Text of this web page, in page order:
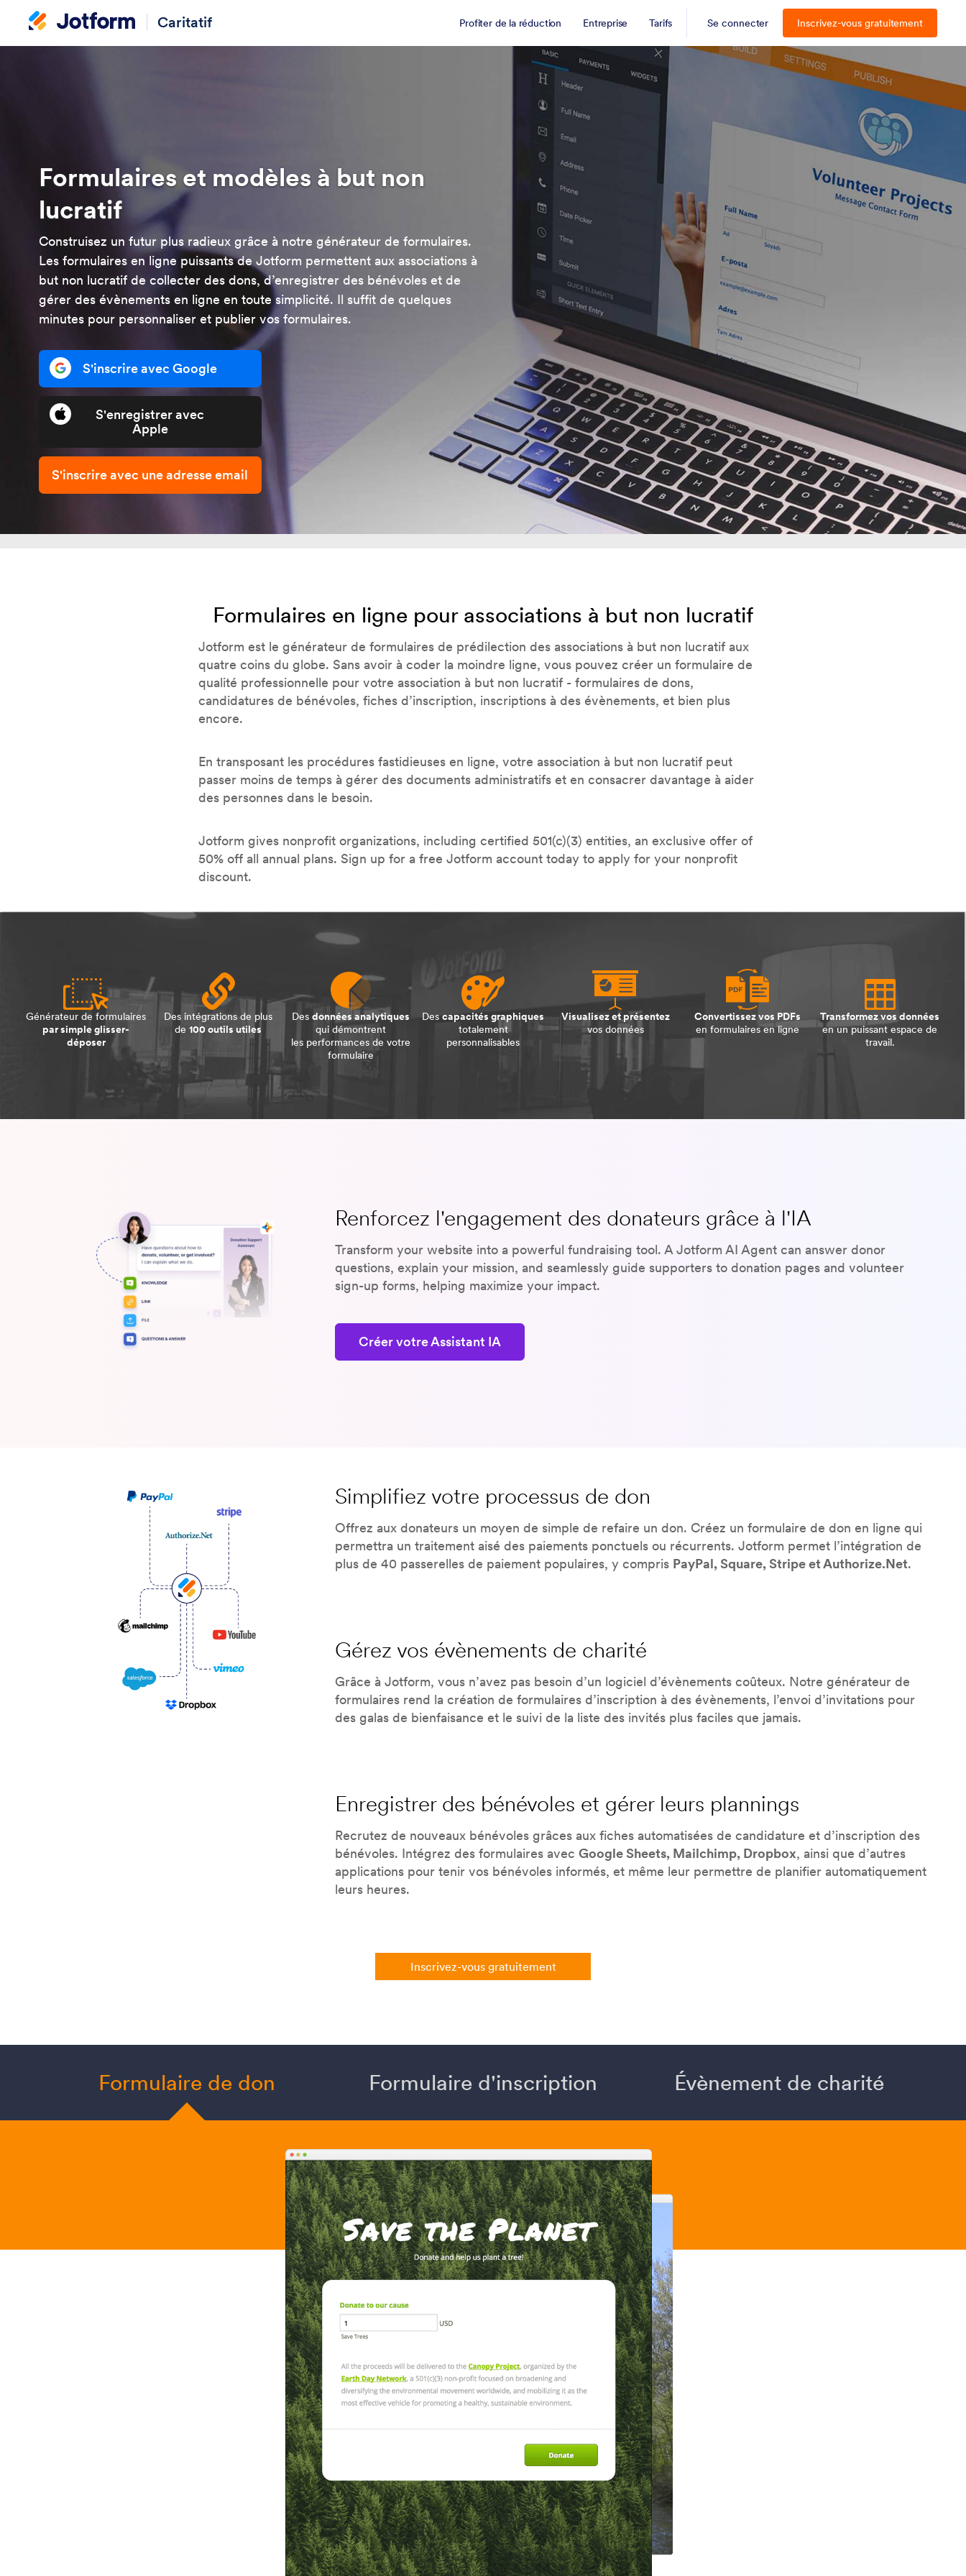
Caritatif Profiter de la réduction Entreprise Tarifs Se connecter Inscrivez-vous gratuitement
Formulaires et modèles à but non
lucratif
Construisez un futur plus radieux grâce à notre générateur de formulaires.
Les formulaires en ligne puissants de Jotform permettent aux associations à
but non lucratif de collecter des dons, d’enregistrer des bénévoles et de
gérer des évènements en ligne en toute simplicité. Il suffit de quelques
minutes pour personnaliser et publier vos formulaires.
S'inscrire avec Google
S'enregistrer avec
Apple
S'inscrire avec une adresse email
Formulaires en ligne pour associations à but non lucratif
Jotform est le générateur de formulaires de prédilection des associations à but non lucratif aux
quatre coins du globe. Sans avoir à coder la moindre ligne, vous pouvez créer un formulaire de
qualité professionnelle pour votre association à but non lucratif - formulaires de dons,
candidatures de bénévoles, fiches d’inscription, inscriptions à des évènements, et bien plus
encore.
En transposant les procédures fastidieuses en ligne, votre association à but non lucratif peut
passer moins de temps à gérer des documents administratifs et en consacrer davantage à aider
des personnes dans le besoin.
Jotform gives nonprofit organizations, including certified 501(c)(3) entities, an exclusive offer of
50% off all annual plans. Sign up for a free Jotform account today to apply for your nonprofit
discount.
Générateur de formulaires
par simple glisser-
déposer
Des intégrations de plus
de100 outils utiles
Des données analytiques
qui démontrent
les performances de votre
formulaire
Des capacités graphiques
totalement
personnalisables
Visualisez et présentez
vos données
Convertissez vos PDFs
en formulaires en ligne
Transformez vos données
en un puissant espace de
travail.
Renforcez l'engagement des donateurs grâce à l'IA
Transform your website into a powerful fundraising tool. A Jotform AI Agent can answer donor
questions, explain your mission, and seamlessly guide supporters to donation pages and volunteer
sign-up forms, helping maximize your impact.
Créer votre Assistant IA
Simplifiez votre processus de don
Offrez aux donateurs un moyen de simple de refaire un don. Créez un formulaire de don en ligne qui
permettra un traitement aisé des paiements ponctuels ou récurrents. Jotform permet l’intégration de
plus de 40 passerelles de paiement populaires, y compris PayPal, Square, Stripe et Authorize.Net.
Gérez vos évènements de charité
Grâce à Jotform, vous n’avez pas besoin d’un logiciel d’évènements coûteux. Notre générateur de
formulaires rend la création de formulaires d’inscription à des évènements, l’envoi d’invitations pour
des galas de bienfaisance et le suivi de la liste des invités plus faciles que jamais.
Enregistrer des bénévoles et gérer leurs plannings
Recrutez de nouveaux bénévoles grâces aux fiches automatisées de candidature et d’inscription des
bénévoles. Intégrez des formulaires avec Google Sheets, Mailchimp, Dropbox, ainsi que d’autres
applications pour tenir vos bénévoles informés, et même leur permettre de planifier automatiquement
leurs heures.
Inscrivez-vous gratuitement
Formulaire de don Formulaire d'inscription Évènement de charité